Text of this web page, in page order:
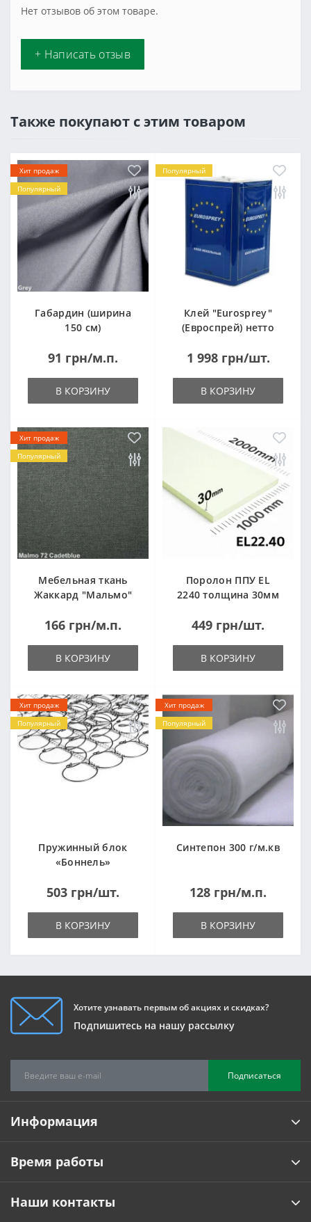
Нет отзывов об этом товаре.
+ Написать отзыв
Также покупают с этим товаром
Хит продаж
Популярный
Габардин (ширина
150 см)
91 грн/м.п.
В КОРЗИНУ
Популярный
Клей "Eurosprey"
(Евроспрей) нетто
1 998 грн/шт.
В КОРЗИНУ
Хит продаж
Популярный
Мебельная ткань
Жаккард "Мальмо"
166 грн/м.п.
В КОРЗИНУ
Поролон ППУ EL
2240 толщина 30мм
(1000x2000мм)
449 грн/шт.
В КОРЗИНУ
Хит продаж
Популярный
Пружинный блок
«Боннель»
503 грн/шт.
В КОРЗИНУ
Хит продаж
Популярный
Синтепон 300 г/м.кв
128 грн/м.п.
В КОРЗИНУ
Хотите узнавать первым об акциях и скидках?
Подпишитесь на нашу рассылку
Подписаться
Информация
Время работы
Наши контакты